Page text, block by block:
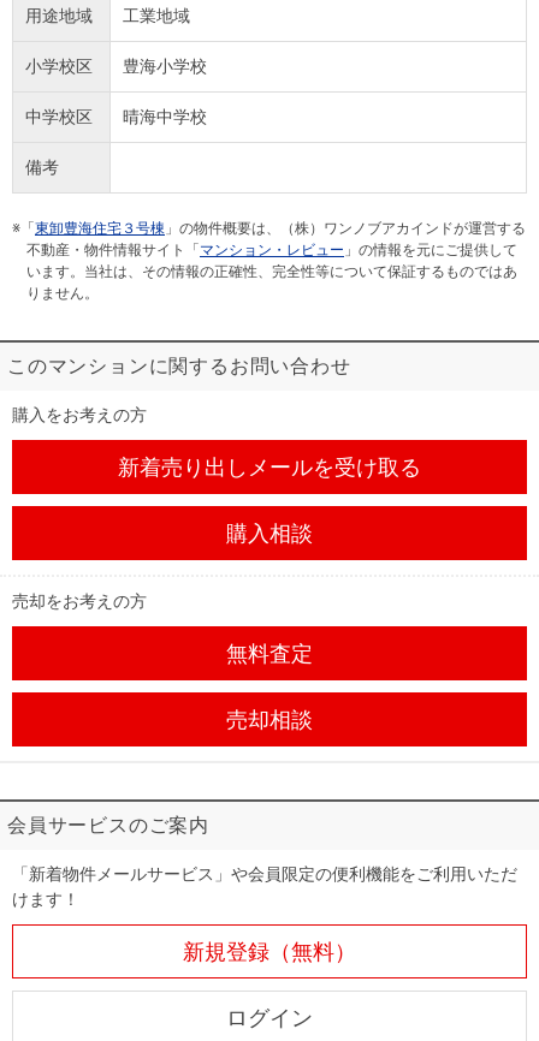
用途地域 工業地域
小学校区 豊海小学校
中学校区 晴海中学校
備考
※「 東卸豊海住宅３号棟 」の物件概要は、（株）ワンノブアカインドが運営する
不動産・物件情報サイト「 マンション・レビュー 」の情報を元にご提供して
います。当社は、その情報の正確性、完全性等について保証するものではあ
りません。
このマンションに関するお問い合わせ
購入をお考えの方
新着売り出しメールを受け取る
購入相談
売却をお考えの方
無料査定
売却相談
会員サービスのご案内
「新着物件メールサービス」や会員限定の便利機能をご利用いただ
けます！
新規登録（無料）
ログイン